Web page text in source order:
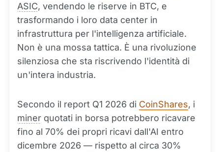
ASIC, vendendo le riserve in BTC, e
trasformando i loro data center in
infrastruttura per l'intelligenza artificiale.
Non è una mossa tattica. È una rivoluzione
silenziosa che sta riscrivendo l'identità di
un'intera industria.
Secondo il report Q1 2026 di CoinShares, i
miner quotati in borsa potrebbero ricavare
fino al 70% dei propri ricavi dall'AI entro
dicembre 2026 — rispetto al circa 30%